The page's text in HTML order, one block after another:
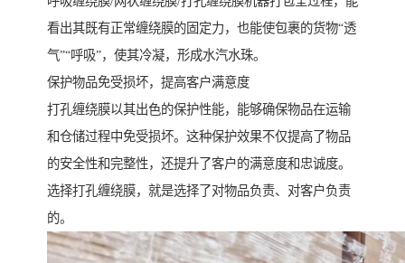
看出其既有正常缠绕膜的固定力，也能使包裹的货物“透
气”“呼吸”，使其冷凝，形成水汽水珠。
保护物品免受损坏，提高客户满意度
打孔缠绕膜以其出色的保护性能，能够确保物品在运输
和仓储过程中免受损坏。这种保护效果不仅提高了物品
的安全性和完整性，还提升了客户的满意度和忠诚度。
选择打孔缠绕膜，就是选择了对物品负责、对客户负责
的。